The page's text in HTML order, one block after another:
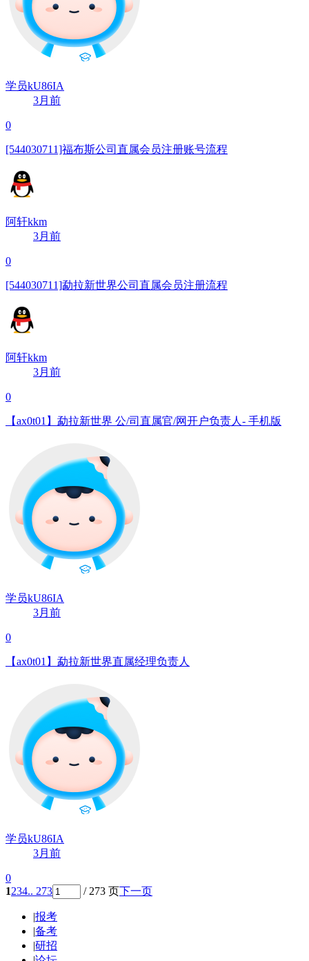
学员kU86IA
3月前
0
[544030711]福布斯公司直属会员注册账号流程
阿轩kkm
3月前
0
[544030711]勐拉新世界公司直属会员注册流程
阿轩kkm
3月前
0
【ax0t01】勐拉新世界 公/司直属官/网开户负责人- 手机版
学员kU86IA
3月前
0
【ax0t01】勐拉新世界直属经理负责人
学员kU86IA
3月前
0
1234.. 273 / 273 页下一页
|报考
|备考
|研招